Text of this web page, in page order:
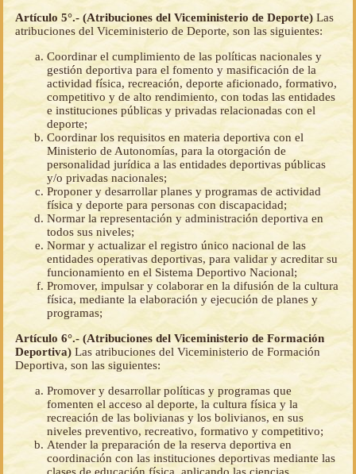
Artículo 5°.- (Atribuciones del Viceministerio de Deporte) Las
atribuciones del Viceministerio de Deporte, son las siguientes:
Coordinar el cumplimiento de las políticas nacionales y
gestión deportiva para el fomento y masificación de la
actividad física, recreación, deporte aficionado, formativo,
competitivo y de alto rendimiento, con todas las entidades
e instituciones públicas y privadas relacionadas con el
deporte;
Coordinar los requisitos en materia deportiva con el
Ministerio de Autonomías, para la otorgación de
personalidad jurídica a las entidades deportivas públicas
y/o privadas nacionales;
Proponer y desarrollar planes y programas de actividad
física y deporte para personas con discapacidad;
Normar la representación y administración deportiva en
todos sus niveles;
Normar y actualizar el registro único nacional de las
entidades operativas deportivas, para validar y acreditar su
funcionamiento en el Sistema Deportivo Nacional;
Promover, impulsar y colaborar en la difusión de la cultura
física, mediante la elaboración y ejecución de planes y
programas;
Artículo 6°.- (Atribuciones del Viceministerio de Formación
Deportiva) Las atribuciones del Viceministerio de Formación
Deportiva, son las siguientes:
Promover y desarrollar políticas y programas que
fomenten el acceso al deporte, la cultura física y la
recreación de las bolivianas y los bolivianos, en sus
niveles preventivo, recreativo, formativo y competitivo;
Atender la preparación de la reserva deportiva en
coordinación con las instituciones deportivas mediante las